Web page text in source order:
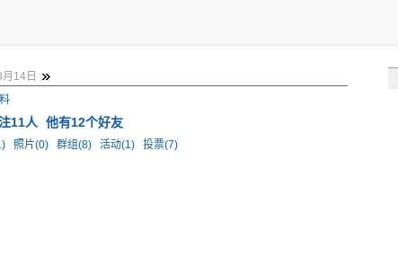
14日
11人 他有12个好友
照片(0) 群组(8) 活动(1) 投票(7)